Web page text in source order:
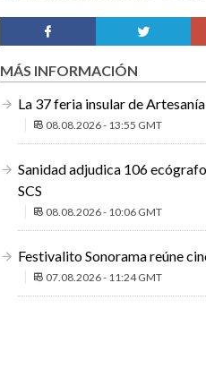
MÁS INFORMACIÓN
La 37 feria insular de
08.08.2026 - 13:55 GMT
Sanidad adjudica 106
SCS
08.08.2026 - 10:06 GMT
Festivalito Sonorama reúne
07.08.2026 - 11:24 GMT